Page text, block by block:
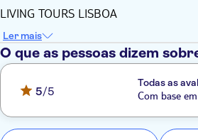
LIVING TOURS LISBOA
Ler mais
O que as pessoas dizem
5/5
Todas as
Com base